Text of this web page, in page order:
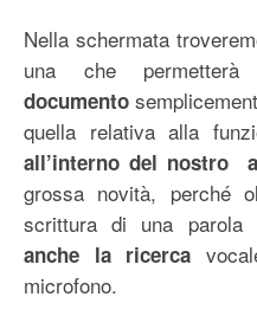
Nella schermata
una che
documento
quella relativa alla
all’interno del nostro
grossa novità, perché
scrittura di una parola
anche la ricerca
microfono.